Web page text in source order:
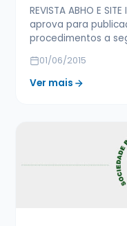
REVISTA ABHO E
aprova para
procedimentos a
01/06/2015
Ver mais